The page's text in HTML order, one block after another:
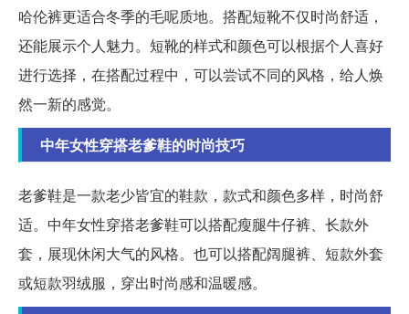
哈伦裤更适合冬季的毛呢质地。搭配短靴不仅时尚舒适，
还能展示个人魅力。短靴的样式和颜色可以根据个人喜好
进行选择，在搭配过程中，可以尝试不同的风格，给人焕
然一新的感觉。
中年女性穿搭老爹鞋的时尚技巧
老爹鞋是一款老少皆宜的鞋款，款式和颜色多样，时尚舒
适。中年女性穿搭老爹鞋可以搭配瘦腿牛仔裤、长款外
套，展现休闲大气的风格。也可以搭配阔腿裤、短款外套
或短款羽绒服，穿出时尚感和温暖感。